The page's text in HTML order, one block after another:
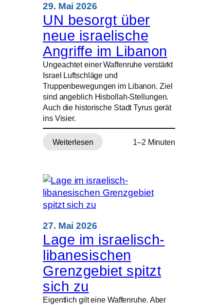
29. Mai 2026
UN besorgt über
neue israelische
Angriffe im Libanon
Ungeachtet einer Waffenruhe verstärkt
Israel Luftschläge und
Truppenbewegungen im Libanon. Ziel
sind angeblich Hisbollah-Stellungen.
Auch die historische Stadt Tyrus gerät
ins Visier.
Weiterlesen
:
über
neue
israelische
Angriffe
im
Libanon
1–2 Minuten
27. Mai 2026
Lage im israelisch-
libanesischen
Grenzgebiet spitzt
sich zu
Eigentlich gilt eine Waffenruhe. Aber